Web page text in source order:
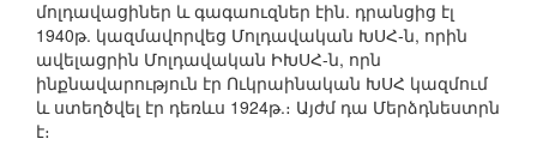
մոլդավացիներ և գագաուզներ էին. դրանցից էլ
1940թ. կազմավորվեց Մոլդավական ԽՍՀ-ն, որին
ավելացրին Մոլդավական ԻԽՍՀ-ն, որն
ինքնավարություն էր Ուկրաինական ԽՍՀ կազմում
և ստեղծվել էր դեռևս 1924թ.։ Այժմ դա Մերձդնեստրն
է։